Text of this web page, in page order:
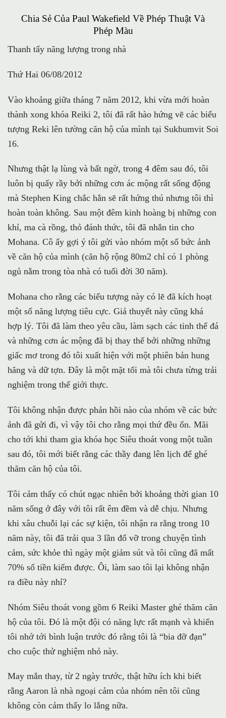
Chia Sẻ Của Paul Wakefield Về Phép Thuật Và
Phép Màu
Thanh tẩy năng lượng trong nhà
Thứ Hai 06/08/2012
Vào khoảng giữa tháng 7 năm 2012, khi vừa mới hoàn
thành xong khóa Reiki 2, tôi đã rất hào hứng vẽ các biểu
tượng Reki lên tường căn hộ của mình tại Sukhumvit Soi
16.
Nhưng thật lạ lùng và bất ngờ, trong 4 đêm sau đó, tôi
luôn bị quấy rầy bởi những cơn ác mộng rất sống động
mà Stephen King chắc hẳn sẽ rất hứng thú nhưng tôi thì
hoàn toàn không. Sau một đêm kinh hoàng bị những con
khỉ, ma cà rồng, thỏ đánh thức, tôi đã nhắn tin cho
Mohana. Cô ấy gợi ý tôi gửi vào nhóm một số bức ảnh
về căn hộ của mình (căn hộ rộng 80m2 chỉ có 1 phòng
ngủ nằm trong tòa nhà có tuổi đời 30 năm).
Mohana cho rằng các biểu tượng này có lẽ đã kích hoạt
một số năng lượng tiêu cực. Giả thuyết này cũng khá
hợp lý. Tôi đã làm theo yêu cầu, làm sạch các tinh thể đá
và những cơn ác mộng đã bị thay thế bởi những những
giấc mơ trong đó tôi xuất hiện với một phiên bản hung
hăng và dữ tợn. Đây là một mặt tối mà tôi chưa từng trải
nghiệm trong thế giới thực.
Tôi không nhận được phản hồi nào của nhóm về các bức
ảnh đã gửi đi, vì vậy tôi cho rằng mọi thứ đều ổn. Mãi
cho tới khi tham gia khóa học Siêu thoát vong một tuần
sau đó, tôi mới biết rằng các thầy đang lên lịch để ghé
thăm căn hộ của tôi.
Tôi cảm thấy có chút ngạc nhiên bởi khoảng thời gian 10
năm sống ở đây với tôi rất êm đềm và dễ chịu. Nhưng
khi xâu chuỗi lại các sự kiện, tôi nhận ra rằng trong 10
năm này, tôi đã trải qua 3 lần đổ vỡ trong chuyện tình
cảm, sức khỏe thì ngày một giảm sút và tôi cũng đã mất
70% số tiền kiếm được. Ôi, làm sao tôi lại không nhận
ra điều này nhỉ?
Nhóm Siêu thoát vong gồm 6 Reiki Master ghé thăm căn
hộ của tôi. Đó là một đội có năng lực rất mạnh và khiến
tôi nhớ tới bình luận trước đó rằng tôi là “bia đỡ đạn”
cho cuộc thử nghiệm nhỏ này.
May mắn thay, từ 2 ngày trước, thật hữu ích khi biết
rằng Aaron là nhà ngoại cảm của nhóm nên tôi cũng
không còn cảm thấy lo lắng nữa.